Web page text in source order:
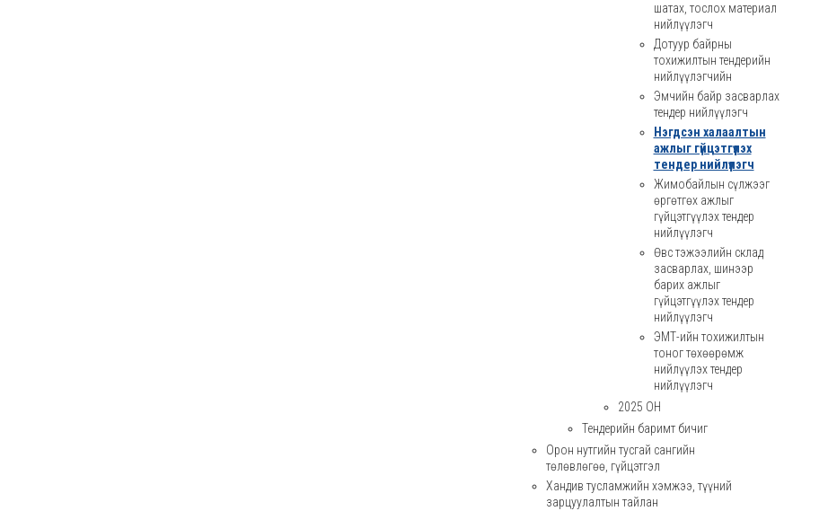
шатах, тослох материал
нийлүүлэгч
Дотуур байрны
тохижилтын тендерийн
нийлүүлэгчийн
Эмчийн байр засварлах
тендер нийлүүлэгч
Нэгдсэн халаалтын
ажлыг гүйцэтгүүлэх
тендер нийлүүлэгч
Жимобайлын сүлжээг
өргөтгөх ажлыг
гүйцэтгүүлэх тендер
нийлүүлэгч
Өвс тэжээлийн склад
засварлах, шинээр
барих ажлыг
гүйцэтгүүлэх тендер
нийлүүлэгч
ЭМТ-ийн тохижилтын
тоног төхөөрөмж
нийлүүлэх тендер
нийлүүлэгч
2025 ОН
Тендерийн баримт бичиг
Орон нутгийн тусгай сангийн
төлөвлөгөө, гүйцэтгэл
Хандив тусламжийн хэмжээ, түүний
зарцуулалтын тайлан